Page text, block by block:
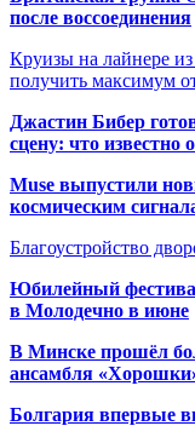
после воссоединения
Круизы на лайнере
получить максимум
Джастин Бибер
сцену: что известно
Muse выпустили
космическим
Благоустройство
Юбилейный
в Молодечно в июне
В Минске прошёл
ансамбля
Болгария впервые